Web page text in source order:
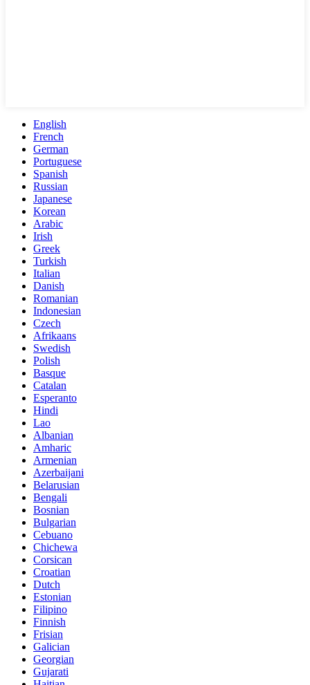
English
French
German
Portuguese
Spanish
Russian
Japanese
Korean
Arabic
Irish
Greek
Turkish
Italian
Danish
Romanian
Indonesian
Czech
Afrikaans
Swedish
Polish
Basque
Catalan
Esperanto
Hindi
Lao
Albanian
Amharic
Armenian
Azerbaijani
Belarusian
Bengali
Bosnian
Bulgarian
Cebuano
Chichewa
Corsican
Croatian
Dutch
Estonian
Filipino
Finnish
Frisian
Galician
Georgian
Gujarati